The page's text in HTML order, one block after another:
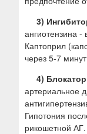
3)
ангиотензина
Каптоприл
через 5-7
4)
артериальное
Гипотония
рикошетной